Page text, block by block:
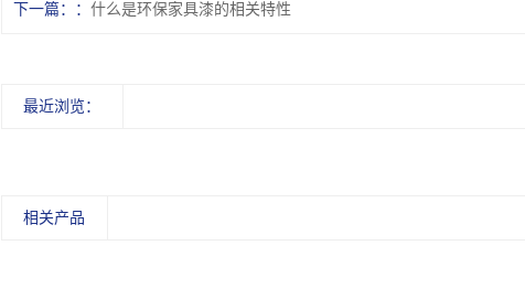
下一篇： 什么是环保家具漆的相关特性
最近浏览：
相关产品